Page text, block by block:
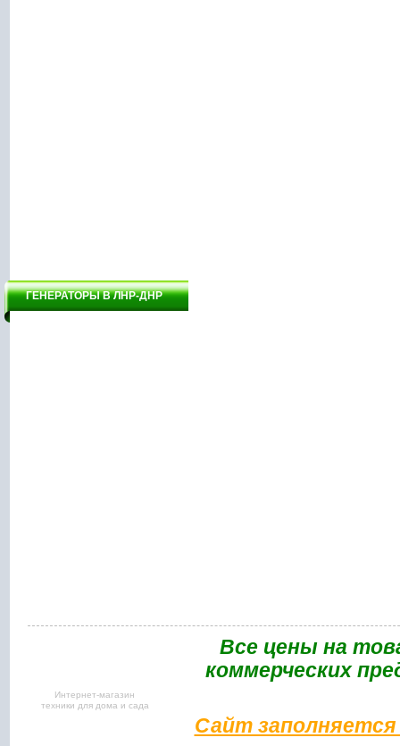
ГЕНЕРАТОРЫ В ЛНР-ДНР
Интернет-магазин
техники для дома и сада
Bce цены на
коммерческих
Сайт